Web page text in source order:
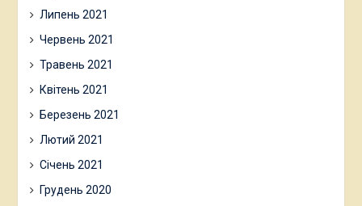
Липень 2021
Червень 2021
Травень 2021
Квітень 2021
Березень 2021
Лютий 2021
Січень 2021
Грудень 2020